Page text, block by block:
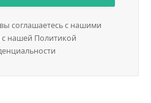
соглашаетесь с нашими
с нашей Политикой